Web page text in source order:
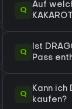
Q
Auf
Q
Ist
Pass
Q
Kann ich
kaufen?